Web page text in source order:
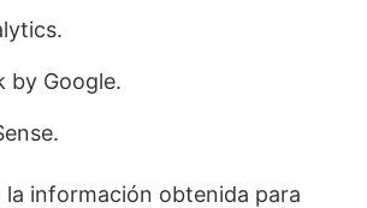
by Google.
la información obtenida para